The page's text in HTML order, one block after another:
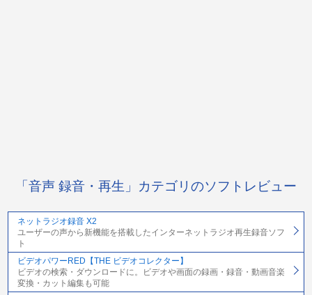
「音声 録音・再生」カテゴリのソフトレビュー
ネットラジオ録音 X2
ユーザーの声から新機能を搭載したインターネットラジオ再生録音ソフ
ト
ビデオパワーRED【THE ビデオコレクター】
ビデオの検索・ダウンロードに。ビデオや画面の録画・録音・動画音楽
変換・カット編集も可能